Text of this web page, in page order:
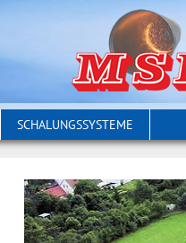
SCHALUNGSSYSTEME